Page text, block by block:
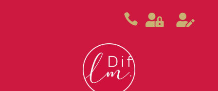
  